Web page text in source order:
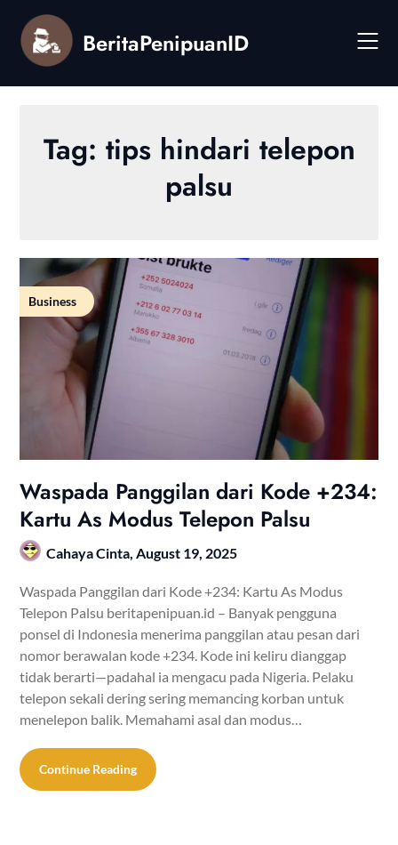
content
BeritaPenipuanID
Tag: tips hindari telepon
palsu
Business
Waspada Panggilan dari Kode +234:
Kartu As Modus Telepon Palsu
Cahaya Cinta, August 19, 2025
Waspada Panggilan dari Kode +234: Kartu As Modus
Telepon Palsu beritapenipuan.id – Banyak pengguna
ponsel di Indonesia menerima panggilan atau pesan dari
nomor berawalan kode +234. Kode ini keliru dianggap
tidak berarti—padahal ia mengacu pada Nigeria. Pelaku
telepon sekali dering sering memancing korban untuk
menelepon balik. Memahami asal dan modus…
Continue Reading